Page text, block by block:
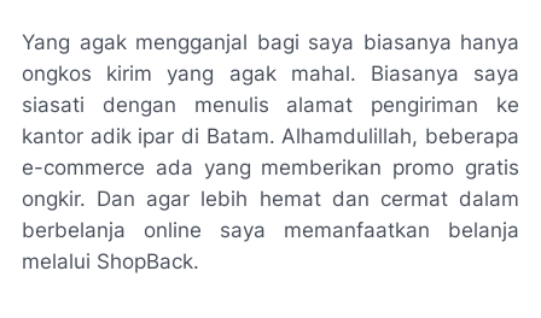
Yang agak mengganjal bagi saya biasanya hanya
ongkos kirim yang agak mahal. Biasanya saya
siasati dengan menulis alamat pengiriman ke
kantor adik ipar di Batam. Alhamdulillah, beberapa
e-commerce ada yang memberikan promo gratis
ongkir. Dan agar lebih hemat dan cermat dalam
berbelanja online saya memanfaatkan belanja
melalui ShopBack.